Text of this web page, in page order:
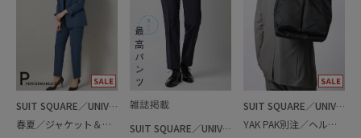
SUIT SQUARE／UNIVERSAL LANGUAGE／WHITE
春夏／ジャケット＆パンツセットアップ／洗濯ネット付き
SUIT SQUARE／UNIVERSAL LANGUAGE
SUIT SQUARE／UNIVERSAL LANGUAGE
YAK PAK別注／ヘルメットバッグ